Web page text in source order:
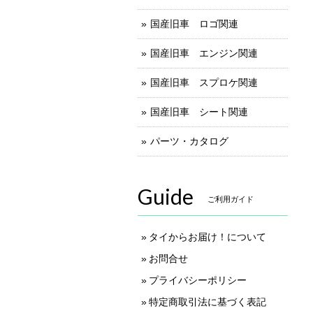
国産旧車 ロゴ関連
国産旧車 エンジン関連
国産旧車 スプロケ関連
国産旧車 シート関連
パーツ・カタログ
Guide ご利用ガイド
タイからお届け！について
お問合せ
プライバシーポリシー
特定商取引法に基づく表記